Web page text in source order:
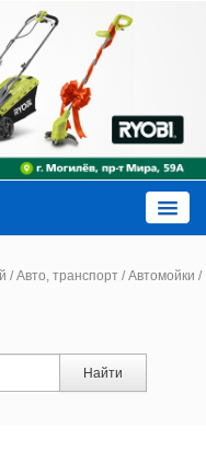
/ Авто, транспорт / Автомойки /
Найти